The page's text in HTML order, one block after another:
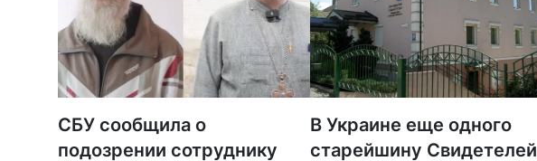
СБУ сообщила о
подозрении сотруднику
В Украине еще одного
старейшину Свидетелей